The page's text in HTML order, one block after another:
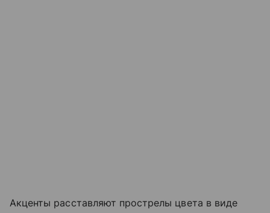
Акценты расставляют прострелы цвета в виде